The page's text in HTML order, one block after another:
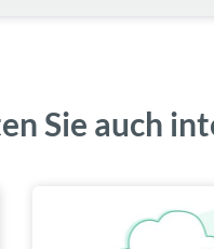
Sie auch